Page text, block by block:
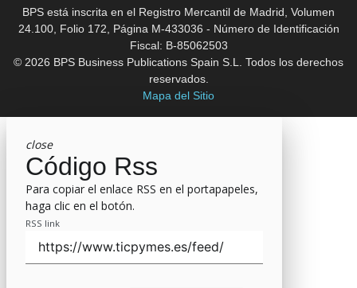
BPS está inscrita en el Registro Mercantil de Madrid, Volumen
24.100, Folio 172, Página M-433036 - Número de Identificación
Fiscal: B-85062503
© 2026 BPS Business Publications Spain S.L. Todos los derechos
reservados.
Mapa del Sitio
close
Código Rss
Para copiar el enlace RSS en el portapapeles,
haga clic en el botón.
RSS link